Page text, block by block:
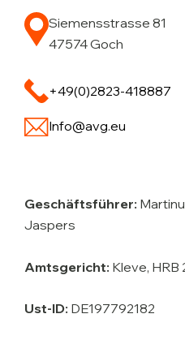
Siemensstrasse 81
47574 Goch
+49(0)2823-418887
Info@avg.eu
Geschäftsführer:
Jaspers
Amtsgericht: Kleve, HRB
Ust-ID: DE197792182